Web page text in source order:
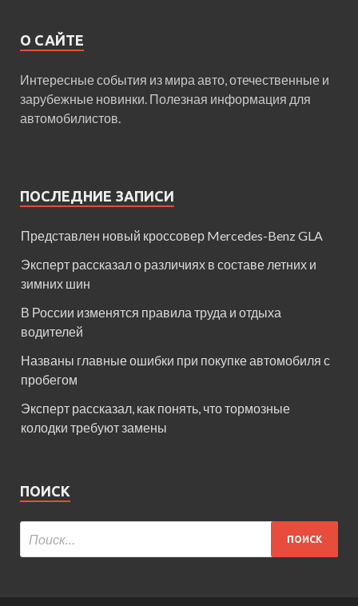
О САЙТЕ
Интересные события из мира авто, отечественные и
зарубежные новинки. Полезная информация для
автомобилистов.
ПОСЛЕДНИЕ ЗАПИСИ
Представлен новый кроссовер Mercedes-Benz GLA
Эксперт рассказал о различиях в составе летних и
зимних шин
В России изменятся правила труда и отдыха
водителей
Названы главные ошибки при покупке автомобиля с
пробегом
Эксперт рассказал, как понять, что тормозные
колодки требуют замены
ПОИСК